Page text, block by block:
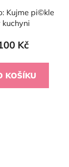
Kujme pi©kle
kuchyni
Kč
KOŠÍKU